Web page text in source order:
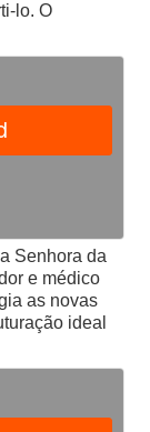
lo. O
Senhora da
e médico
as novas
ideal